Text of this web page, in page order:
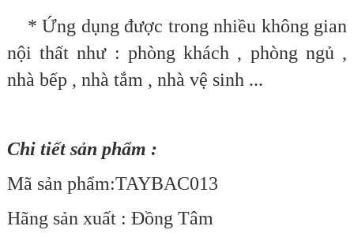
* Ứng dụng được trong nhiều không gian
nội thất như : phòng khách , phòng ngủ ,
nhà bếp , nhà tắm , nhà vệ sinh ...
Chi tiết sản phẩm :
Mã sản phẩm:TAYBAC013
Hãng sản xuất : Đồng Tâm